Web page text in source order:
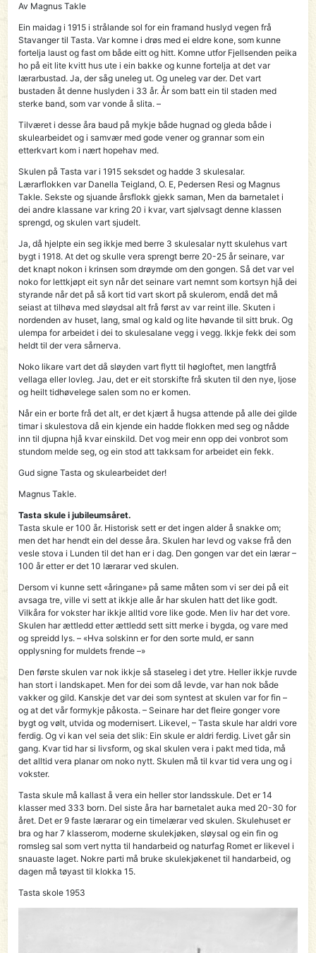
Av Magnus Takle
Ein maidag i 1915 i strålande sol for ein framand huslyd vegen frå
Stavanger til Tasta. Var komne i drøs med ei eldre kone, som kunne
fortelja laust og fast om både eitt og hitt. Komne utfor Fjellsenden peika
ho på eit lite kvitt hus ute i ein bakke og kunne fortelja at det var
lærarbustad. Ja, der såg uneleg ut. Og uneleg var der. Det vart
bustaden åt denne huslyden i 33 år. År som batt ein til staden med
sterke band, som var vonde å slita. –
Tilværet i desse åra baud på mykje både hugnad og gleda både i
skulearbeidet og i samvær med gode vener og grannar som ein
etterkvart kom i nært hopehav med.
Skulen på Tasta var i 1915 seksdet og hadde 3 skulesalar.
Lærarflokken var Danella Teigland, O. E, Pedersen Resi og Magnus
Takle. Sekste og sjuande årsflokk gjekk saman, Men da barnetalet i
dei andre klassane var kring 20 i kvar, vart sjølvsagt denne klassen
sprengd, og skulen vart sjudelt.
Ja, då hjelpte ein seg ikkje med berre 3 skulesalar nytt skulehus vart
bygt i 1918. At det og skulle vera sprengt berre 20-25 år seinare, var
det knapt nokon i krinsen som drøymde om den gongen. Så det var vel
noko for lettkjøpt eit syn når det seinare vart nemnt som kortsyn hjå dei
styrande når det på så kort tid vart skort på skulerom, endå det må
seiast at tilhøva med sløydsal alt frå først av var reint ille. Skuten i
nordenden av huset, lang, smal og kald og lite høvande til sitt bruk. Og
ulempa for arbeidet i dei to skulesalane vegg i vegg. Ikkje fekk dei som
heldt til der vera sårnerva.
Noko likare vart det då sløyden vart flytt til høgloftet, men langtfrå
vellaga eller lovleg. Jau, det er eit storskifte frå skuten til den nye, ljose
og heilt tidhøvelege salen som no er komen.
Når ein er borte frå det alt, er det kjært å hugsa attende på alle dei gilde
timar i skulestova då ein kjende ein hadde flokken med seg og nådde
inn til djupna hjå kvar einskild. Det vog meir enn opp dei vonbrot som
stundom melde seg, og ein stod att takksam for arbeidet ein fekk.
Gud signe Tasta og skulearbeidet der!
Magnus Takle.
Tasta skule i jubileumsåret.
Tasta skule er 100 år. Historisk sett er det ingen alder å snakke om;
men det har hendt ein del desse åra. Skulen har levd og vakse frå den
vesle stova i Lunden til det han er i dag. Den gongen var det ein lærar –
100 år etter er det 10 lærarar ved skulen.
Dersom vi kunne sett «åringane» på same måten som vi ser dei på eit
avsaga tre, ville vi sett at ikkje alle år har skulen hatt det like godt.
Vilkåra for vokster har ikkje alltid vore like gode. Men liv har det vore.
Skulen har ættledd etter ættledd sett sitt merke i bygda, og vare med
og spreidd lys. – «Hva solskinn er for den sorte muld, er sann
opplysning for muldets frende –»
Den første skulen var nok ikkje så staseleg i det ytre. Heller ikkje ruvde
han stort i landskapet. Men for dei som då levde, var han nok både
vakker og gild. Kanskje det var dei som syntest at skulen var for fin –
og at det vår formykje påkosta. – Seinare har det fleire gonger vore
bygt og vølt, utvida og modernisert. Likevel, – Tasta skule har aldri vore
ferdig. Og vi kan vel seia det slik: Ein skule er aldri ferdig. Livet går sin
gang. Kvar tid har si livsform, og skal skulen vera i pakt med tida, må
det alltid vera planar om noko nytt. SkuIen må til kvar tid vera ung og i
vokster.
Tasta skule må kallast å vera ein heller stor landsskule. Det er 14
klasser med 333 born. Del siste åra har barnetalet auka med 20-30 for
året. Det er 9 faste lærarar og ein timelærar ved skulen. Skulehuset er
bra og har 7 klasserom, moderne skulekjøken, sløysal og ein fin og
romsleg sal som vert nytta til handarbeid og naturfag Romet er likevel i
snauaste laget. Nokre parti må bruke skulekjøkenet til handarbeid, og
dagen må tøyast til klokka 15.
Tasta skole 1953